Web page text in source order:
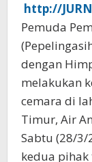
http://
Pemuda
dengan
melakukan
cemara di
Timur, Air
Sabtu (28/3/
kedua